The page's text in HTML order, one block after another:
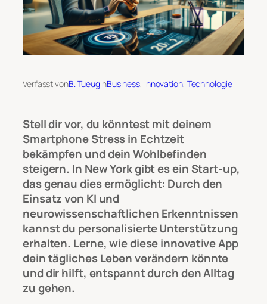
Verfasst vonB. TueuginBusiness, Innovation, Technologie
Stell dir vor, du könntest mit deinem
Smartphone Stress in Echtzeit
bekämpfen und dein Wohlbefinden
steigern. In New York gibt es ein Start-up,
das genau dies ermöglicht: Durch den
Einsatz von KI und
neurowissenschaftlichen Erkenntnissen
kannst du personalisierte Unterstützung
erhalten. Lerne, wie diese innovative App
dein tägliches Leben verändern könnte
und dir hilft, entspannt durch den Alltag
zu gehen.